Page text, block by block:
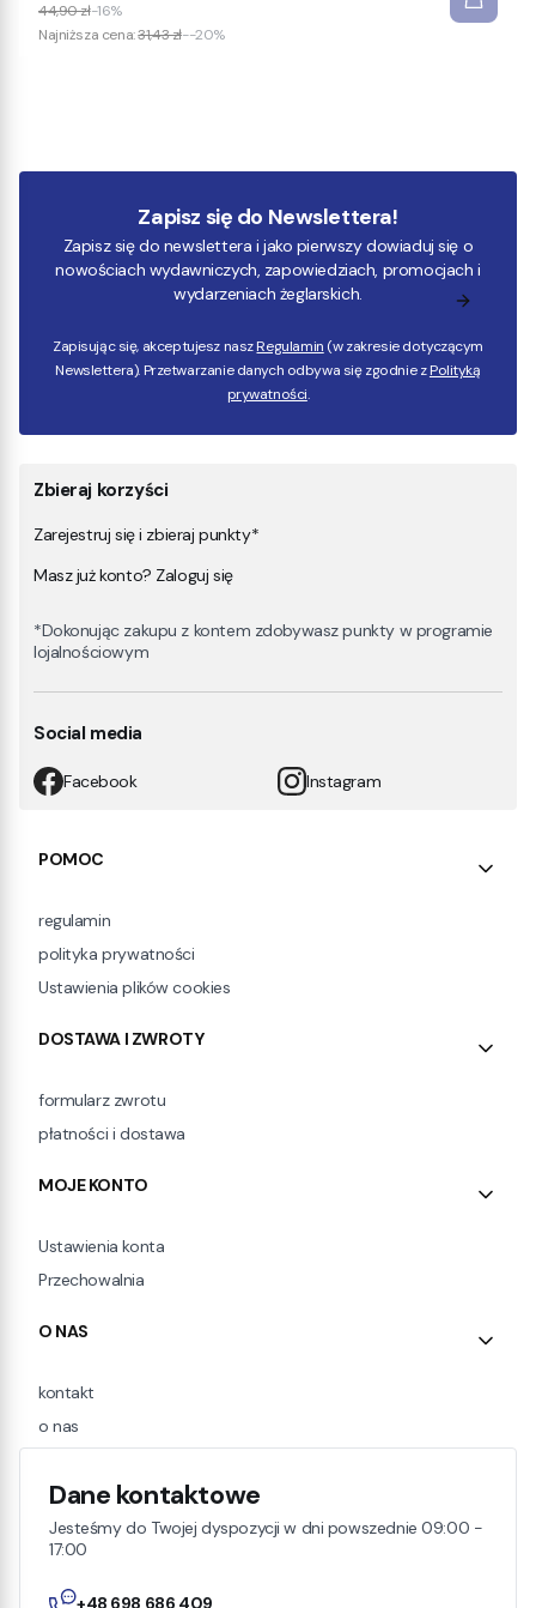
44,90 zł-16%
Najniższa cena:31,43 zł--20%
Zbieraj korzyści
Zarejestruj się i zbieraj punkty*
Masz już konto? Zaloguj się
*Dokonując zakupu z kontem zdobywasz punkty w programie
lojalnościowym
Social media
Facebook Instagram
Zapisz się do Newslettera!
Zapisz się do newslettera i jako pierwszy dowiaduj się o
nowościach wydawniczych, zapowiedziach, promocjach i
wydarzeniach żeglarskich.
Zapisując się, akceptujesz naszRegulamin (w zakresie dotyczącym
Newslettera). Przetwarzanie danych odbywa się zgodnie zPolityką
prywatności.
Dane kontaktowe
Jesteśmy do Twojej dyspozycji w dni powszednie 09:00 -
17:00
+48 698 686 409
Linki w stopce
POMOC
regulamin
polityka prywatności
Ustawienia plików cookies
DOSTAWA I ZWROTY
formularz zwrotu
płatności i dostawa
MOJE KONTO
Ustawienia konta
Przechowalnia
O NAS
kontakt
o nas